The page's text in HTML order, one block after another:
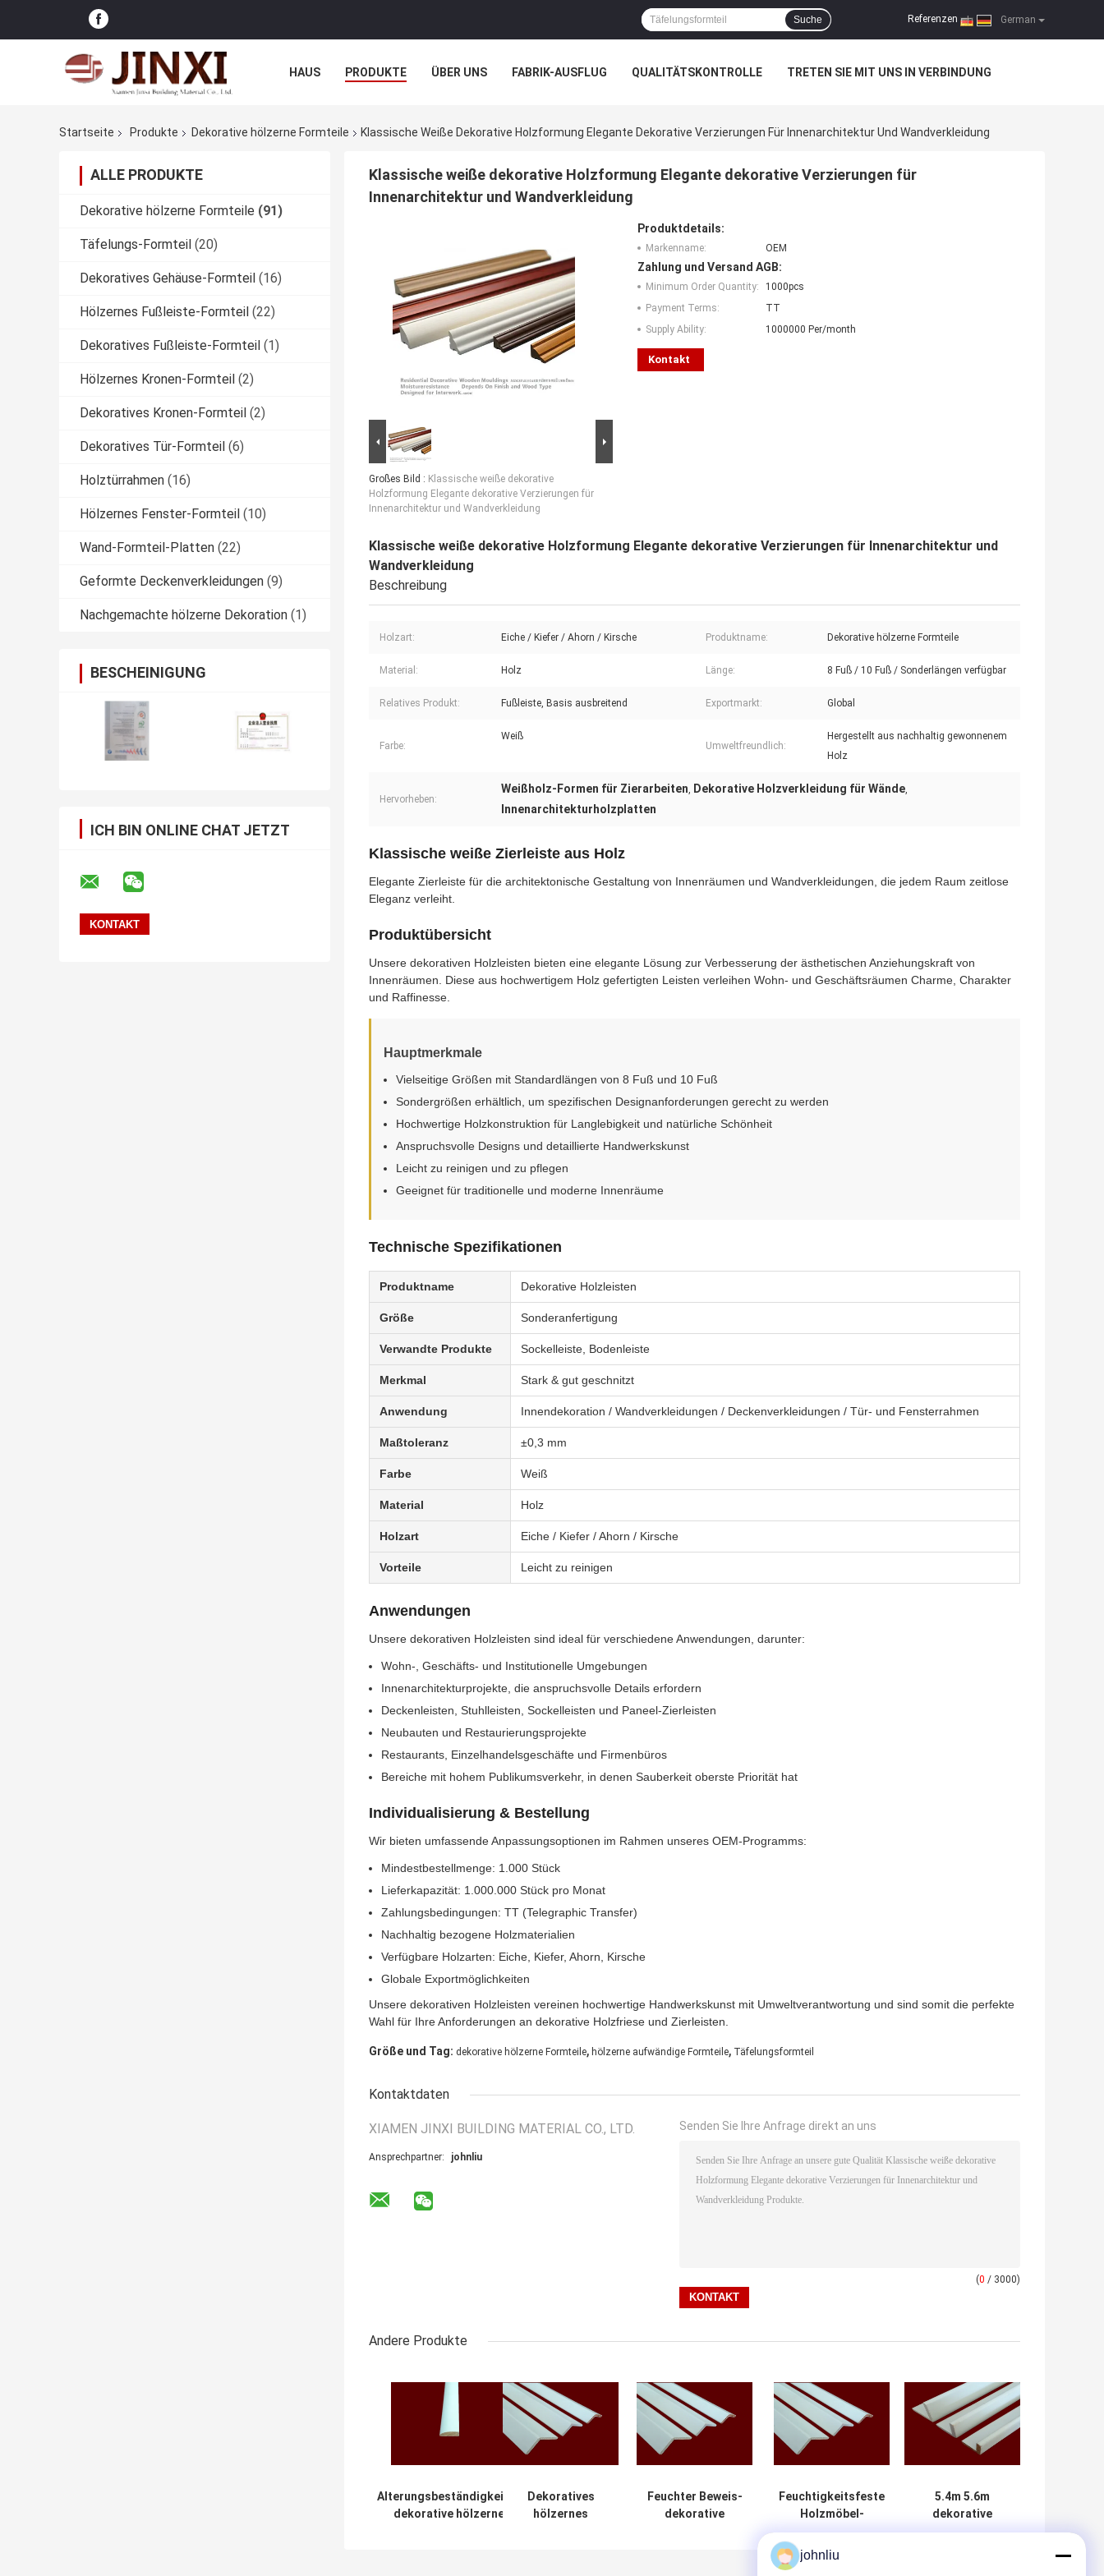
German
Referenzen |
Suche
HAUS PRODUKTE ÜBER UNS FABRIK-AUSFLUG QUALITÄTSKONTROLLE TRETEN SIE MIT UNS IN VERBINDUNG
Startseite
Produkte Dekorative hölzerne Formteile Klassische Weiße Dekorative Holzformung Elegante Dekorative Verzierungen Für Innenarchitektur Und Wandverkleidung
ALLE PRODUKTE
Dekorative hölzerne Formteile (91)
Täfelungs-Formteil (20)
Dekoratives Gehäuse-Formteil (16)
Hölzernes Fußleiste-Formteil (22)
Dekoratives Fußleiste-Formteil (1)
Hölzernes Kronen-Formteil (2)
Dekoratives Kronen-Formteil (2)
Dekoratives Tür-Formteil (6)
Holztürrahmen (16)
Hölzernes Fenster-Formteil (10)
Wand-Formteil-Platten (22)
Geformte Deckenverkleidungen (9)
Nachgemachte hölzerne Dekoration (1)
BESCHEINIGUNG
ICH BIN ONLINE CHAT JETZT
Klassische weiße dekorative Holzformung Elegante dekorative Verzierungen für
Innenarchitektur und Wandverkleidung
Großes Bild : Klassische weiße dekorative
Holzformung Elegante dekorative Verzierungen für
Innenarchitektur und Wandverkleidung
Produktdetails:
Markenname: OEM
Zahlung und Versand AGB:
Minimum Order Quantity:
1000pcs
Payment Terms:
TT
Supply Ability:
1000000 Per/month
Kontakt
Klassische weiße dekorative Holzformung Elegante dekorative Verzierungen für Innenarchitektur und
Wandverkleidung
Beschreibung
Holzart: Eiche / Kiefer / Ahorn / Kirsche Produktname: Dekorative hölzerne Formteile
Material: Holz Länge: 8 Fuß / 10 Fuß / Sonderlängen verfügbar
Relatives Produkt: Fußleiste, Basis ausbreitend Exportmarkt: Global
Farbe:
Weiß
Umweltfreundlich:
Hergestellt aus nachhaltig gewonnenem
Holz
Hervorheben:
Weißholz-Formen für Zierarbeiten, Dekorative Holzverkleidung für Wände,
Innenarchitekturholzplatten
Klassische weiße Zierleiste aus Holz
Elegante Zierleiste für die architektonische Gestaltung von Innenräumen und Wandverkleidungen, die jedem Raum zeitlose
Eleganz verleiht.
Produktübersicht
Unsere dekorativen Holzleisten bieten eine elegante Lösung zur Verbesserung der ästhetischen Anziehungskraft von
Innenräumen. Diese aus hochwertigem Holz gefertigten Leisten verleihen Wohn- und Geschäftsräumen Charme, Charakter
und Raffinesse.
Hauptmerkmale
Vielseitige Größen mit Standardlängen von 8 Fuß und 10 Fuß
Sondergrößen erhältlich, um spezifischen Designanforderungen gerecht zu werden
Hochwertige Holzkonstruktion für Langlebigkeit und natürliche Schönheit
Anspruchsvolle Designs und detaillierte Handwerkskunst
Leicht zu reinigen und zu pflegen
Geeignet für traditionelle und moderne Innenräume
Technische Spezifikationen
Produktname Dekorative Holzleisten
Größe Sonderanfertigung
Verwandte Produkte Sockelleiste, Bodenleiste
Merkmal Stark & gut geschnitzt
Anwendung Innendekoration / Wandverkleidungen / Deckenverkleidungen / Tür- und Fensterrahmen
Maßtoleranz ±0,3 mm
Farbe Weiß
Material Holz
Holzart Eiche / Kiefer / Ahorn / Kirsche
Vorteile Leicht zu reinigen
Anwendungen
Unsere dekorativen Holzleisten sind ideal für verschiedene Anwendungen, darunter:
Wohn-, Geschäfts- und Institutionelle Umgebungen
Innenarchitekturprojekte, die anspruchsvolle Details erfordern
Deckenleisten, Stuhlleisten, Sockelleisten und Paneel-Zierleisten
Neubauten und Restaurierungsprojekte
Restaurants, Einzelhandelsgeschäfte und Firmenbüros
Bereiche mit hohem Publikumsverkehr, in denen Sauberkeit oberste Priorität hat
Individualisierung & Bestellung
Wir bieten umfassende Anpassungsoptionen im Rahmen unseres OEM-Programms:
Mindestbestellmenge: 1.000 Stück
Lieferkapazität: 1.000.000 Stück pro Monat
Zahlungsbedingungen: TT (Telegraphic Transfer)
Nachhaltig bezogene Holzmaterialien
Verfügbare Holzarten: Eiche, Kiefer, Ahorn, Kirsche
Globale Exportmöglichkeiten
Unsere dekorativen Holzleisten vereinen hochwertige Handwerkskunst mit Umweltverantwortung und sind somit die perfekte
Wahl für Ihre Anforderungen an dekorative Holzfriese und Zierleisten.
Größe und Tag: dekorative hölzerne Formteile, hölzerne aufwändige Formteile, Täfelungsformteil
Kontaktdaten
XIAMEN JINXI BUILDING MATERIAL CO., LTD.
Ansprechpartner: johnliu
Senden Sie Ihre Anfrage direkt an uns
(0 / 3000)
Andere Produkte
Alterungsbeständigkeits-
dekorative hölzerne
Dekoratives
hölzernes
Feuchter Beweis-
dekorative
Feuchtigkeitsfeste
Holzmöbel-
Formteile für
Wohn-Decration
5.4m 5.6m
dekorative
hölzerne
johnliu